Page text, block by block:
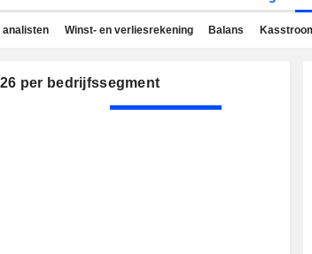
analisten Winst- en verliesrekening Balans
per bedrijfssegment